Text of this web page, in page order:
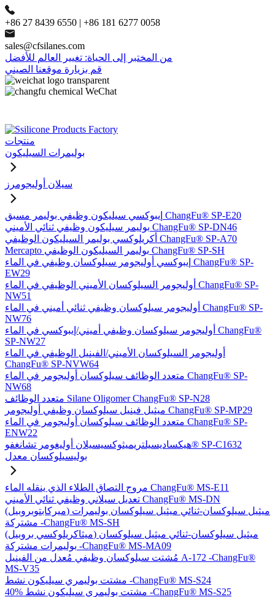
+86 27 8439 6550 | +86 181 6277 0058
sales@cfsilanes.com
من المختبر إلى الحياة: تغيير العالم للأفضل
قم بزيارة موقعنا الصيني
منتجات
بوليمرات السيليكون
سيلان أوليجومرز
إيبوكسي سيليكون وظيفي بوليمر مسبق ChangFu® SP-E20
بوليمر سيليكون وظيفي ثنائي الأميني ChangFu® SP-DN46
أكريلوكسي بوليمر السيليكون الوظيفي ChangFu® SP-A70
Mercapto بوليمر السيليكون الوظيفي ChangFu® SP-SH
إيبوكسي أوليجومر سيلوكسان وظيفي في الماء ChangFu® SP-
EW29
أوليجومر السيلوكسان الأميني الوظيفي في الماء ChangFu® SP-
NW51
أوليجومر سيلوكسان وظيفي ثنائي أميني في الماء ChangFu® SP-
NW76
أوليجومر سيلوكسان وظيفي أميني/إيبوكسي في الماء ChangFu®
SP-NW27
أوليجومر السيلوكسان الأميني/الفينيل الوظيفي في الماء
ChangFu® SP-NVW64
متعدد الوظائف سيلوكسان أوليجومر في الماء ChangFu® SP-
NW68
متعدد الوظائف Silane Oligomer ChangFu® SP-N28
ميثيل فينيل سيلوكسان وظيفي أوليجومر ChangFu® SP-MP29
متعدد الوظائف سيلوكسان أوليجومر في الماء ChangFu® SP-
ENW22
هيكساديسيلتريميثوكسيسيلان أوليغومر تشانغفو® SP-C1632
بوليسيلوكسان معدل
مروج التصاق الطلاء الذي ينقله الماء ChangFu® MS-E11
تعديل سيلاني وظيفي ثنائي الأميني ChangFu® MS-DN
(ميركابتوبروبيل) ميثيل سيلوكسان-ثنائي ميثيل سيلوكسان بوليمرات
مشتركة -ChangFu® MS-SH
(ميثاكريلوكسي بروبيل) ميثيل سيلوكسان-ثنائي ميثيل سيلوكسان
بوليمرات مشتركة -ChangFu® MS-MA09
مُشتت سيلوكسان وظيفي مُعدل من الفينيل A-172 -ChangFu®
MS-V35
مشتت بوليمري سيليكون نشط -ChangFu® MS-S24
40% مشتت بوليمري سيليكون نشط -ChangFu® MS-S25